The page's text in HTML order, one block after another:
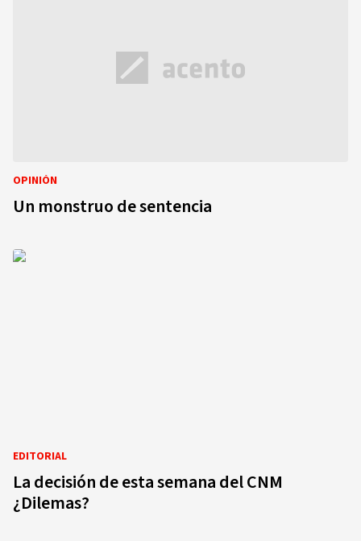
OPINIÓN
Un monstruo de sentencia
EDITORIAL
La decisión de esta semana del CNM
¿Dilemas?